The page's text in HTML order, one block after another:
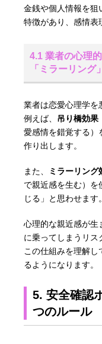
金銭や個人情報を狙
特徴があり、感情表
4.1 業者の心理
「ミラーリング」
業者は恋愛心理学を
例えば、 吊り橋効果
愛感情を錯覚する）
作り出します。
また、 ミラーリング
で親近感を生む）を
じる」と思わせます。
心理的な親近感が生
に乗ってしまうリス
この仕組みを理解
るようになります。
5. 安全確認
つのルール